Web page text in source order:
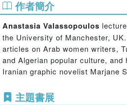
Western feminism, political
effects of non-conformity and
the negotiation of influential
orientalism.
Contemporary Arab Women
concepts associated with
culture, translation studies,
作者簡介
Anastasia Valassopoulos
the University of Manchester,
articles on Arab women writers,
and Algerian popular culture,
Iranian graphic novelist Marjane
主題書展